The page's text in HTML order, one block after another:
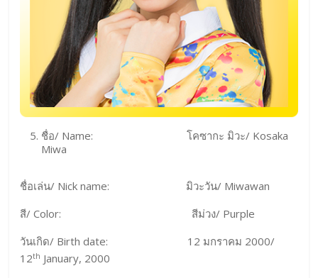
ชื่อ/ Name: โคซากะ มิวะ/ Kosaka
Miwa
ชื่อเล่น/ Nick name: มิวะวัน/ Miwawan
สี/ Color: สีม่วง/ Purple
วันเกิด/ Birth date: 12 มกราคม 2000/
12th January, 2000